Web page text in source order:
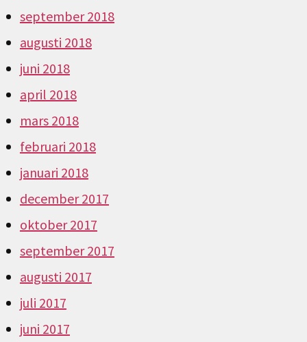
september 2018
augusti 2018
juni 2018
april 2018
mars 2018
februari 2018
januari 2018
december 2017
oktober 2017
september 2017
augusti 2017
juli 2017
juni 2017